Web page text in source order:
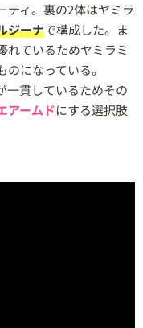
ティ。裏の2体はヤミラ
ジーナで構成した。ま
れているためヤミラミ
になっている。
一貫しているためその
アームドにする選択肢